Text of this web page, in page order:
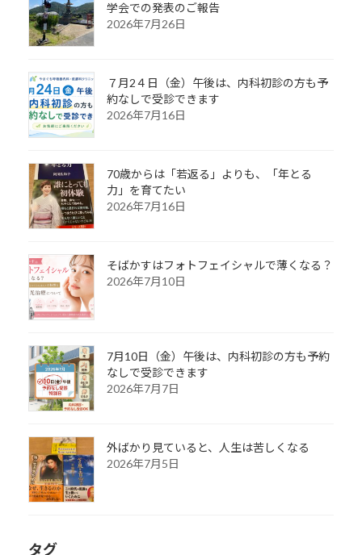
学会での発表のご報告
2026年7月26日
７月2４日（金）午後は、内科初診の方も予
約なしで受診できます
2026年7月16日
70歳からは「若返る」よりも、「年とる
力」を育てたい
2026年7月16日
そばかすはフォトフェイシャルで薄くなる？
2026年7月10日
7月10日（金）午後は、内科初診の方も予約
なしで受診できます
2026年7月7日
外ばかり見ていると、人生は苦しくなる
2026年7月5日
タグ